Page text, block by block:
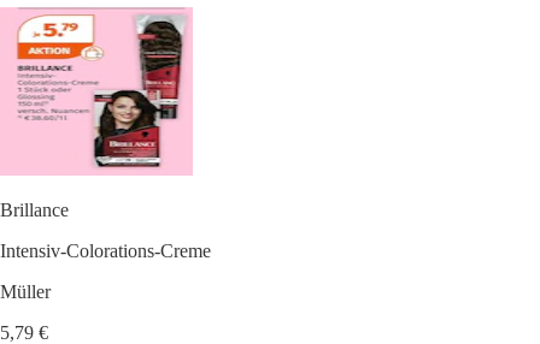
Brillance
Intensiv-Colorations-Creme
Müller
5,79 €